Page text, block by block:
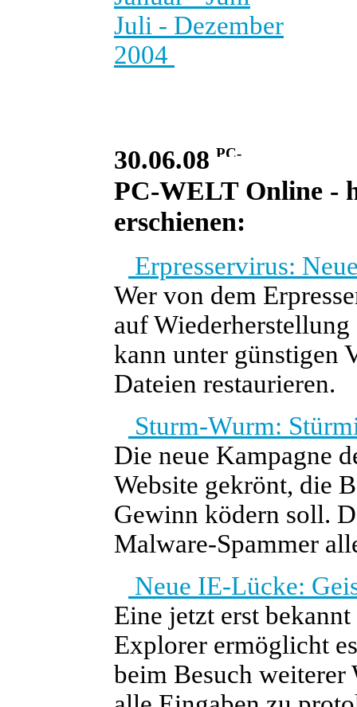
Juli - Dezember
2004
30.06.08
PC-WELT Online -
erschienen:
Erpresservirus:
Wer von dem
auf
kann unter günstigen
Dateien restaurieren.
Sturm-Wurm:
Die neue Kampagne
Website gekrönt, die
Gewinn ködern soll.
Malware-Spammer
Neue IE-Lücke:
Eine jetzt erst
Explorer ermöglicht
beim Besuch weiterer